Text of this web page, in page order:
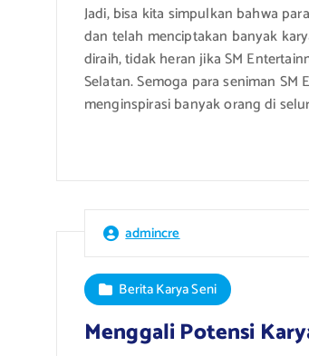
Jadi, bisa kita simpulkan bahwa
dan telah menciptakan banyak
diraih, tidak heran jika SM
Selatan. Semoga para seniman
menginspirasi banyak orang di
admincre
Berita Karya Seni
Menggali Potensi